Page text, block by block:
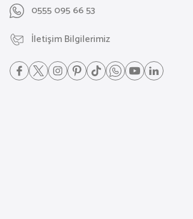
0555 095 66 53
İletişim Bilgilerimiz